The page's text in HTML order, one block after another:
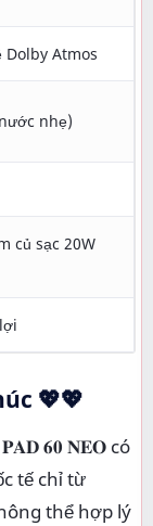
Atmos
nhẹ)
củ sạc 20W
💖💖
𝟔𝟎 𝐍𝐄𝐎 có
tế chỉ từ
thể hợp lý